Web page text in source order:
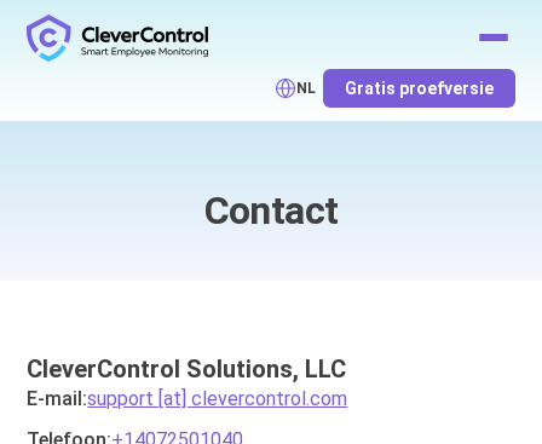
NL Gratis proefversie
Contact
CleverControl Solutions, LLC
E-mail:support [at] clevercontrol.com